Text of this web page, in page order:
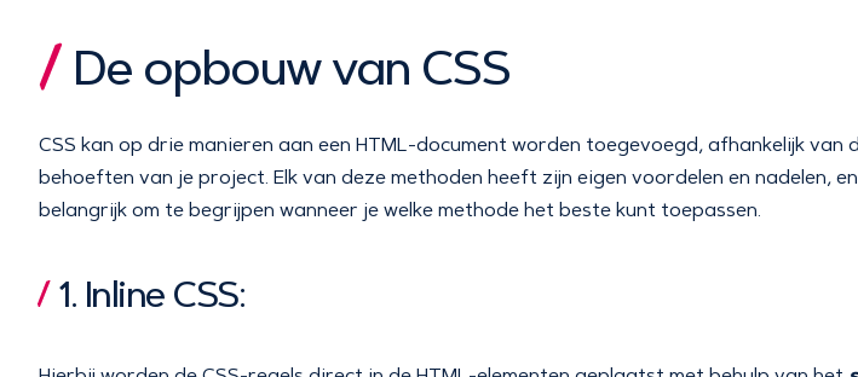
De opbouw van CSS
CSS kan op drie manieren aan een HTML-document worden toegevoegd, afhankelijk van
behoeften van je project. Elk van deze methoden heeft zijn eigen voordelen en nadelen,
belangrijk om te begrijpen wanneer je welke methode het beste kunt toepassen.
1. Inline CSS: